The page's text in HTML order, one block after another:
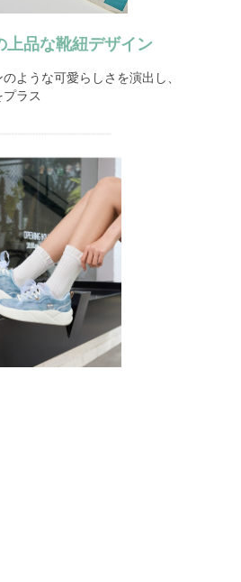
上品な靴紐デザイン
ような可愛らしさを演出し、
ラス